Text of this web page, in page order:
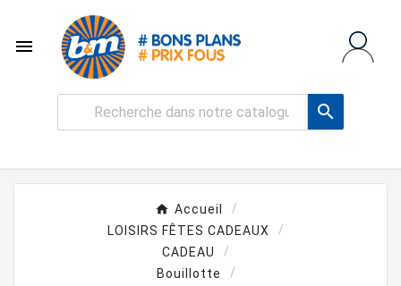


Accueil
LOISIRS FÊTES CADEAUX
CADEAU
Bouillotte